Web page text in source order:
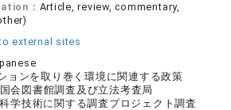
： Article, review, commentary,
external sites
ョンを取り巻く環境に関連する政策
会図書館調査及び立法考査局
科学技術に関する調査プロジェクト調査